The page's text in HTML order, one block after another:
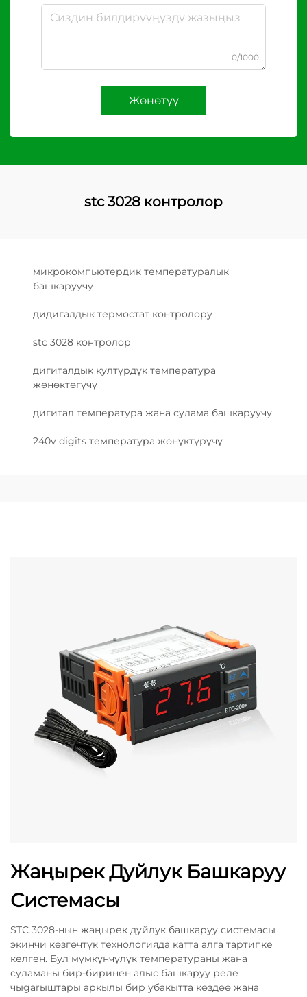
0/1000
Жөнөтүү
stc 3028 контролор
микрокомпьютердик температуралык
башкаруучу
дидигалдык термостат контролору
stc 3028 контролор
дигиталдык култүрдүк температура
жөнөктөгүчү
дигитал температура жана сулама башкаруучу
240v digits температура жөнүктүрүчү
Жаңырек Дуйлук Башкаруу
Системасы
STC 3028-нын жаңырек дуйлук башкаруу системасы
экинчи көзгөчтүк технологияда катта алга тартипке
келген. Бул мүмкүнчүлүк температураны жана
суламаны бир-биринен алыс башкаруу реле
чыgarыштары аркылы бир убакытта көздөө жана